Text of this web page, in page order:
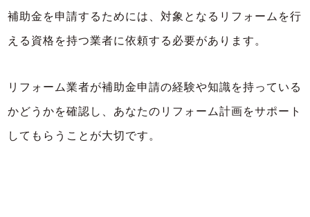
補助金を申請するためには、対象となるリフォームを行
える資格を持つ業者に依頼する必要があります。
リフォーム業者が補助金申請の経験や知識を持っている
かどうかを確認し、あなたのリフォーム計画をサポート
してもらうことが大切です。